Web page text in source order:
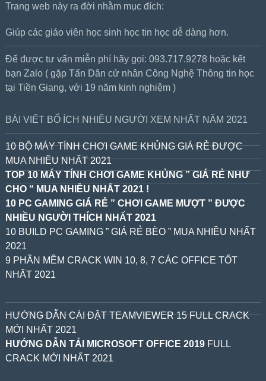
Trang web này ra đời nhằm mục đích:
Giúp các giáo viên học sinh học tin học dễ dàng hơn.
Để được tư vấn miễn phí hãy gọi: 093.717.9278 hoặc kết
bạn Zalo ( gặp Tấn Dân cử nhân Công Nghệ Thông tin học
tại Tiền Giang, với 19 năm kinh nghiệm )
BÀI VIẾT BỔ ÍCH NHIỀU NGƯỜI XEM NHẤT NĂM 2021
10 BỘ MÁY TÍNH CHƠI GAME KHỦNG GIÁ RẺ ĐƯỢC
MUA NHIỀU NHẤT 2021
TOP 10 MÁY TÍNH CHƠI GAME KHỦNG ” GIÁ RẺ NHƯ
CHO “ MUA NHIỀU NHẤT 2021 !
10 PC GAMING GIÁ RẺ ” CHƠI GAME MƯỢT ” ĐƯỢC
NHIỀU NGƯỜI THÍCH NHẤT 2021
10 BUILD PC GAMING ” GIÁ RẺ BÈO ” MUA NHIỀU NHẤT
2021
9 PHẦN MỀM CRACK WIN 10, 8, 7 CÁC OFFICE TỐT
NHẤT 2021
HƯỚNG DẪN CÀI ĐẶT TEAMVIEWER 15 FULL CRACK
MỚI NHẤT 2021
HƯỚNG DẪN TẢI MICROSOFT OFFICE 2019FULL
CRACK MỚI NHẤT 2021